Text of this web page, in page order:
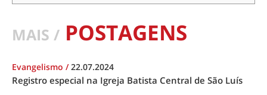
MAIS / POSTAGENS
Evangelismo /22.07.2024
Registro especial na Igreja Batista Central de São Luís